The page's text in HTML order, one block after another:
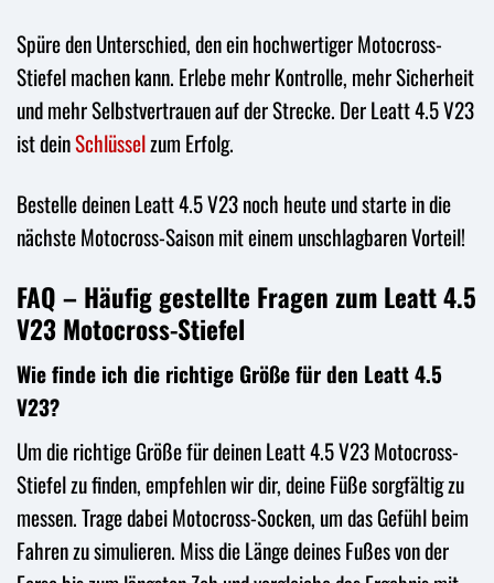
Spüre den Unterschied, den ein hochwertiger Motocross-
Stiefel machen kann. Erlebe mehr Kontrolle, mehr Sicherheit
und mehr Selbstvertrauen auf der Strecke. Der Leatt 4.5 V23
ist deinSchlüsselzum Erfolg.
Bestelle deinen Leatt 4.5 V23 noch heute und starte in die
nächste Motocross-Saison mit einem unschlagbaren Vorteil!
FAQ – Häufig gestellte Fragen zum Leatt 4.5
V23 Motocross-Stiefel
Wie finde ich die richtige Größe für den Leatt 4.5
V23?
Um die richtige Größe für deinen Leatt 4.5 V23 Motocross-
Stiefel zu finden, empfehlen wir dir, deine Füße sorgfältig zu
messen. Trage dabei Motocross-Socken, um das Gefühl beim
Fahren zu simulieren. Miss die Länge deines Fußes von der